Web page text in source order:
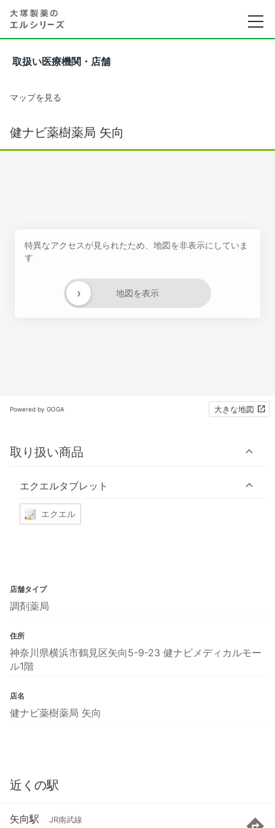
取扱い医療機関・店舗
マップを見る
健ナビ薬樹薬局 矢向
特異なアクセスが見られたため、地図を非表示にしていま
す
地図を表示
›
Powered by GOGA 大きな地図
取り扱い商品
エクエルタブレット
エクエル
店舗タイプ
調剤薬局
住所
神奈川県横浜市鶴見区矢向5-9-23 健ナビメディカルモー
ル1階
店名
健ナビ薬樹薬局 矢向
近くの駅
矢向駅 JR南武線